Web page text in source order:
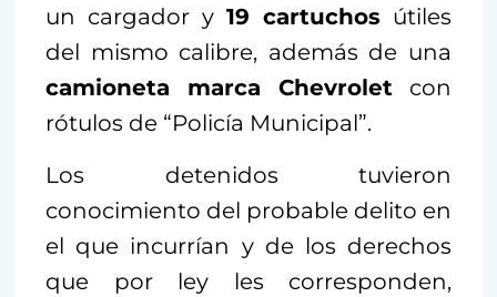
un cargador y 19 cartuchos útiles
del mismo calibre, además de una
camioneta marca Chevrolet con
rótulos de “Policía Municipal”.
Los detenidos tuvieron
conocimiento del probable delito en
el que incurrían y de los derechos
que por ley les corresponden,